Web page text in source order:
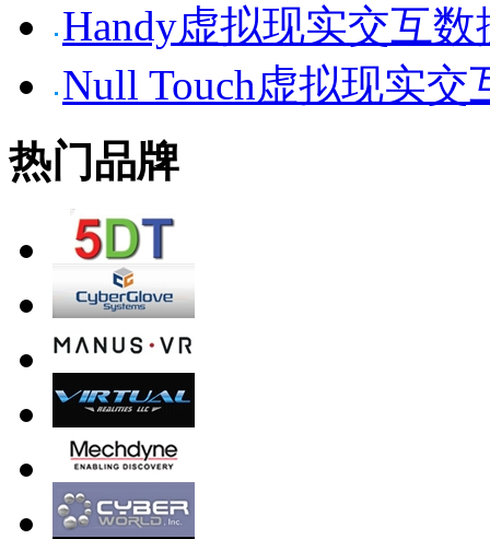
Handy虚拟现实交互数
Null Touch虚拟现实交
热门品牌